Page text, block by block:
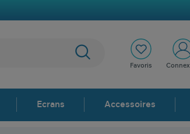
Favoris
Ecrans Accessoires